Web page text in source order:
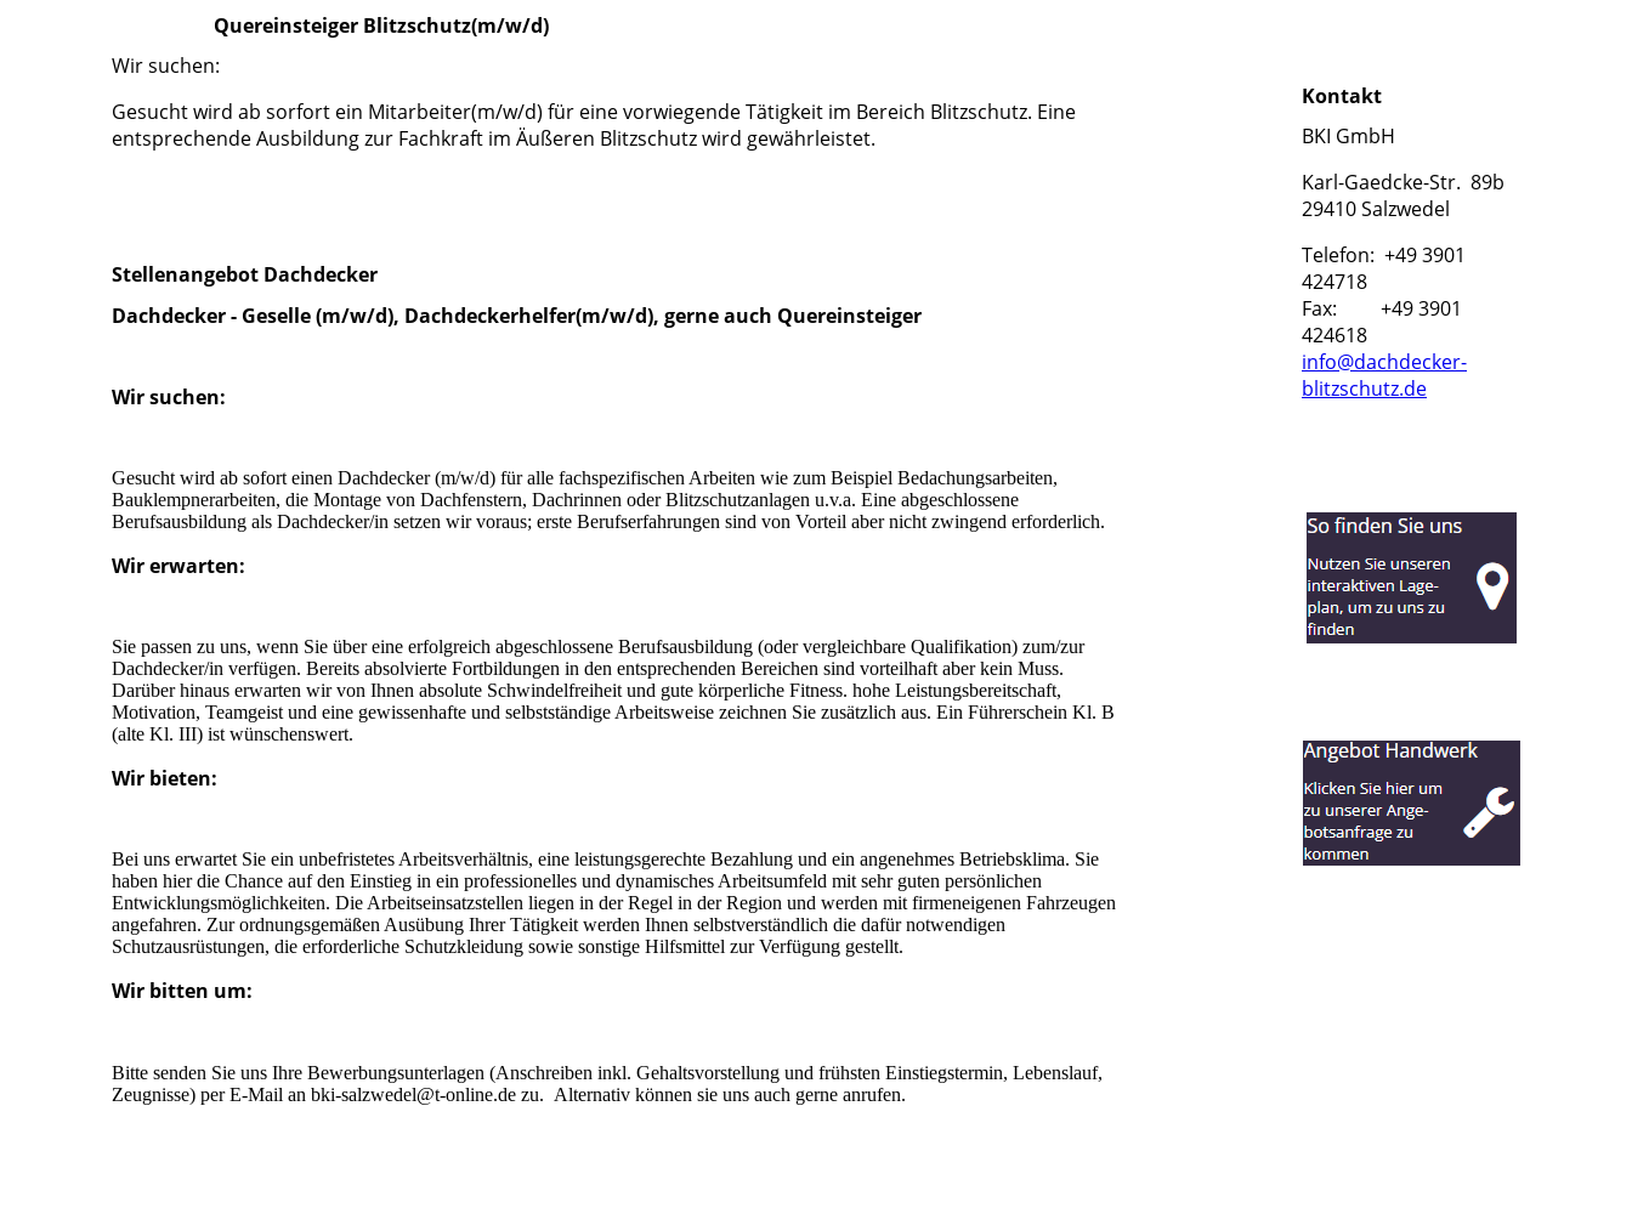
Quereinsteiger Blitzschutz(m/w/d)
Wir suchen:
Gesucht wird ab sorfort ein Mitarbeiter(m/w/d) für eine vorwiegende Tätigkeit im Bereich Blitzschutz. Eine
entsprechende Ausbildung zur Fachkraft im Äußeren Blitzschutz wird gewährleistet.
Stellenangebot Dachdecker
Dachdecker - Geselle (m/w/d), Dachdeckerhelfer(m/w/d), gerne auch Quereinsteiger
Wir suchen:
Gesucht wird ab sofort einen Dachdecker (m/w/d) für alle fachspezifischen Arbeiten wie zum Beispiel Bedachungsarbeiten,
Bauklempnerarbeiten, die Montage von Dachfenstern, Dachrinnen oder Blitzschutzanlagen u.v.a. Eine abgeschlossene
Berufsausbildung als Dachdecker/in setzen wir voraus; erste Berufserfahrungen sind von Vorteil aber nicht zwingend erforderlich.
Wir erwarten:
Sie passen zu uns, wenn Sie über eine erfolgreich abgeschlossene Berufsausbildung (oder vergleichbare Qualifikation) zum/zur
Dachdecker/in verfügen. Bereits absolvierte Fortbildungen in den entsprechenden Bereichen sind vorteilhaft aber kein Muss.
Darüber hinaus erwarten wir von Ihnen absolute Schwindelfreiheit und gute körperliche Fitness. hohe Leistungsbereitschaft,
Motivation, Teamgeist und eine gewissenhafte und selbstständige Arbeitsweise zeichnen Sie zusätzlich aus. Ein Führerschein Kl. B
(alte Kl. III) ist wünschenswert.
Wir bieten:
Bei uns erwartet Sie ein unbefristetes Arbeitsverhältnis, eine leistungsgerechte Bezahlung und ein angenehmes Betriebsklima. Sie
haben hier die Chance auf den Einstieg in ein professionelles und dynamisches Arbeitsumfeld mit sehr guten persönlichen
Entwicklungsmöglichkeiten. Die Arbeitseinsatzstellen liegen in der Regel in der Region und werden mit firmeneigenen Fahrzeugen
angefahren. Zur ordnungsgemäßen Ausübung Ihrer Tätigkeit werden Ihnen selbstverständlich die dafür notwendigen
Schutzausrüstungen, die erforderliche Schutzkleidung sowie sonstige Hilfsmittel zur Verfügung gestellt.
Wir bitten um:
Bitte senden Sie uns Ihre Bewerbungsunterlagen (Anschreiben inkl. Gehaltsvorstellung und frühsten Einstiegstermin, Lebenslauf,
Zeugnisse) per E-Mail an bki-salzwedel@t-online.de zu. Alternativ können sie uns auch gerne anrufen.
Kontakt
BKI GmbH
Karl-Gaedcke-Str. 89b
29410 Salzwedel
Telefon: +49 3901
424718
Fax: +49 3901
424618
info@dachdecker-
blitzschutz.de